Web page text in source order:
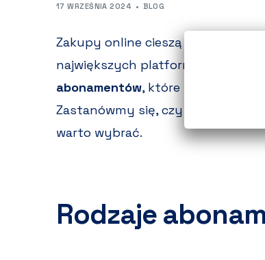
17 WRZEŚNIA 2024 BLOG
Zakupy online cieszą się ogromną
największych platform w Polsce.
abonamentów, które pomagają w
Zastanówmy się, czy
warto wybrać.
Rodzaje